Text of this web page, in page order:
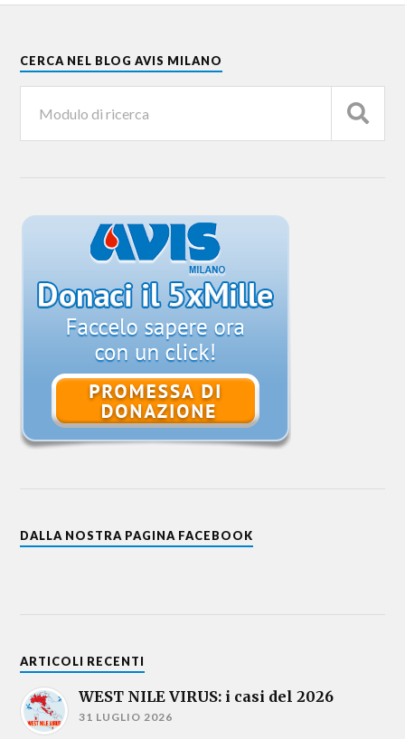
CERCA NEL BLOG AVIS MILANO
DALLA NOSTRA PAGINA FACEBOOK
ARTICOLI RECENTI
WEST NILE VIRUS: i casi del 2026
31 LUGLIO 2026